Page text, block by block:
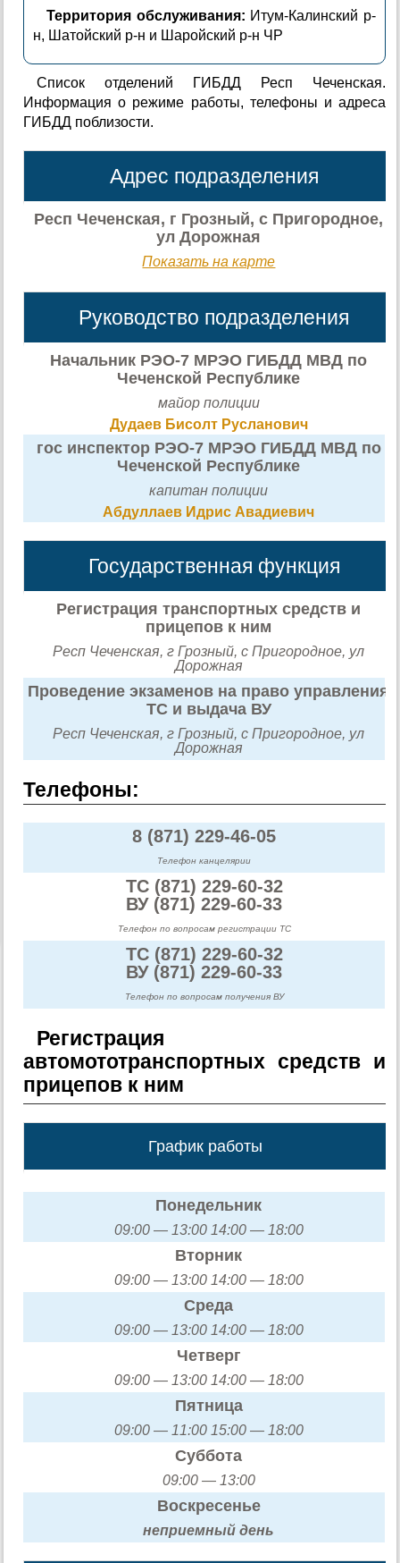
Территория обслуживания: Итум-Калинский р-
н, Шатойский р-н и Шаройский р-н ЧР
Список отделений ГИБДД Респ Чеченская.
Информация о режиме работы, телефоны и адреса
ГИБДД поблизости.
Адрес подразделения
Респ Чеченская, г Грозный, с Пригородное,
ул Дорожная
Показать на карте
Руководство подразделения
Начальник РЭО-7 МРЭО ГИБДД МВД по
Чеченской Республике
майор полиции
Дудаев Бисолт Русланович
гос инспектор РЭО-7 МРЭО ГИБДД МВД по
Чеченской Республике
капитан полиции
Абдуллаев Идрис Авадиевич
Государственная функция
Регистрация транспортных средств и
прицепов к ним
Респ Чеченская, г Грозный, с Пригородное, ул
Дорожная
Проведение экзаменов на право управления
ТС и выдача ВУ
Респ Чеченская, г Грозный, с Пригородное, ул
Дорожная
Телефоны:
8 (871) 229-46-05
Телефон канцелярии
ТС (871) 229-60-32
ВУ (871) 229-60-33
Телефон по вопросам регистрации ТС
ТС (871) 229-60-32
ВУ (871) 229-60-33
Телефон по вопросам получения ВУ
Регистрация
автомототранспортных средств и
прицепов к ним
График работы
Понедельник
09:00 — 13:00 14:00 — 18:00
Вторник
09:00 — 13:00 14:00 — 18:00
Среда
09:00 — 13:00 14:00 — 18:00
Четверг
09:00 — 13:00 14:00 — 18:00
Пятница
09:00 — 11:00 15:00 — 18:00
Суббота
09:00 — 13:00
Воскресенье
неприемный день